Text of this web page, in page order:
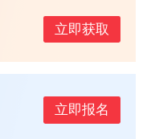
立即获取
立即报名